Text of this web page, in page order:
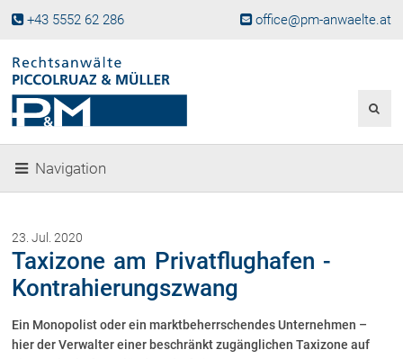
+43 5552 62 286 office@pm-anwaelte.at
Fachgebiete
Gesellschaftsgründung &
Beteiligungen
Immobilienrecht, Bauträgerrecht
Ferienimmobilien in Vorarlberg
Erbrecht
Familienrecht und Scheidungen
Prozessführung und
Navigation
23. Jul. 2020
Taxizone am Privatflughafen -
Kontrahierungszwang
Ein Monopolist oder ein marktbeherrschendes Unternehmen –
hier der Verwalter einer beschränkt zugänglichen Taxizone auf